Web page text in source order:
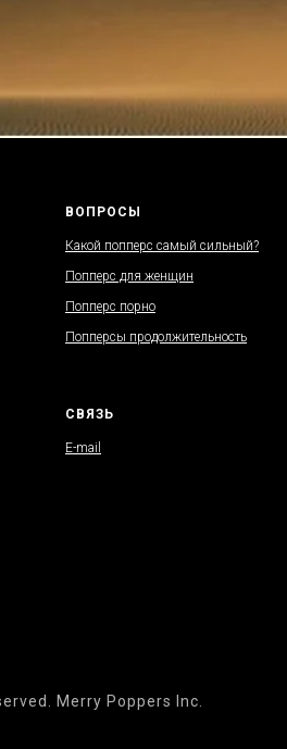
ВОПРОСЫ
Какой попперс самый сильный?
Попперс для женщин
Попперс порно
Попперсы продолжительность
СВЯЗЬ
E-mail
Merry Poppers Inc.